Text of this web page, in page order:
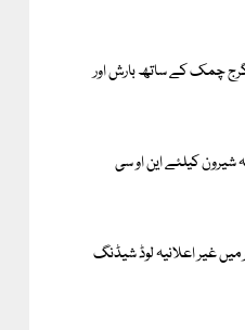
چمک کے ساتھ بارش اور
کیلئے این او سی
غیر اعلانیہ لوڈ شیڈنگ